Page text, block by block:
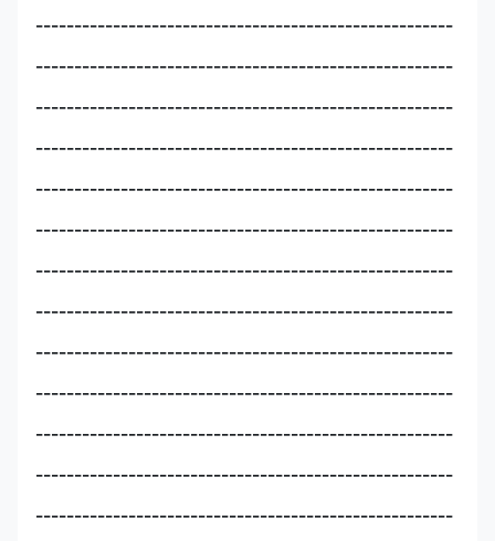
------------------------------------------------------
------------------------------------------------------
------------------------------------------------------
------------------------------------------------------
------------------------------------------------------
------------------------------------------------------
------------------------------------------------------
------------------------------------------------------
------------------------------------------------------
------------------------------------------------------
------------------------------------------------------
------------------------------------------------------
------------------------------------------------------